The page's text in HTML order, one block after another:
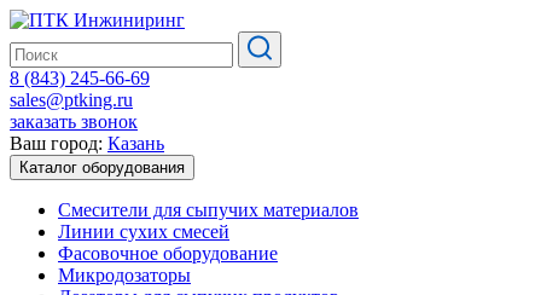
8 (843) 245-66-69
sales@ptking.ru
заказать звонок
Ваш город: Казань
Каталог оборудования
Смесители для сыпучих материалов
Линии сухих смесей
Фасовочное оборудование
Микродозаторы